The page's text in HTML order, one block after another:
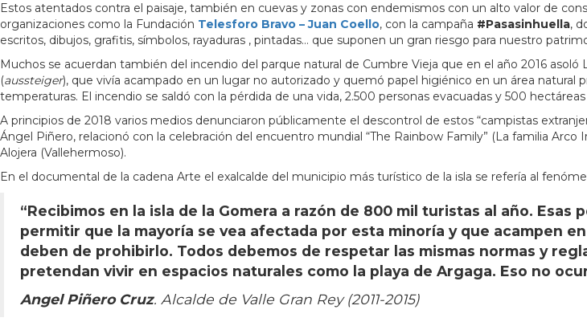
Estos atentados contra el paisaje, también en cuevas y zonas con endemismos con un alto valor de
organizaciones como la Fundación Telesforo Bravo – Juan Coello, con la campaña #Pasasinhuella,
escritos, dibujos, grafitis, símbolos, rayaduras , pintadas… que suponen un gran riesgo para nuestro
Muchos se acuerdan también del incendio del parque natural de Cumbre Vieja que en el año 2016
(aussteiger), que vivía acampado en un lugar no autorizado y quemó papel higiénico en un área natural
temperaturas. El incendio se saldó con la pérdida de una vida, 2.500 personas evacuadas y 500 hectáreas
A principios de 2018 varios medios denunciaron públicamente el descontrol de estos “campistas
Ángel Piñero, relacionó con la celebración del encuentro mundial “The Rainbow Family” (La familia
Alojera (Vallehermoso).
En el documental de la cadena Arte el exalcalde del municipio más turístico de la isla se refería al
“Recibimos en la isla de la Gomera a razón de 800 mil turistas al año.
permitir que la mayoría se vea afectada por esta minoría y que acampen
deben de prohibirlo. Todos debemos de respetar las mismas normas y
pretendan vivir en espacios naturales como la playa de Argaga. Eso no
Angel Piñero Cruz. Alcalde de Valle Gran Rey (2011-2015)